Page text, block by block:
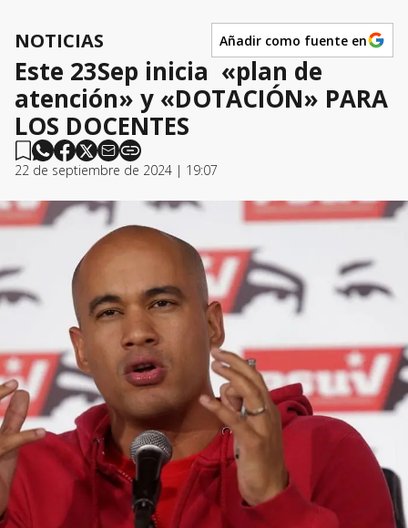
NOTICIAS Añadir como fuente en
Este 23Sep inicia «plan de
atención» y «DOTACIÓN» PARA
LOS DOCENTES
22 de septiembre de 2024 | 19:07